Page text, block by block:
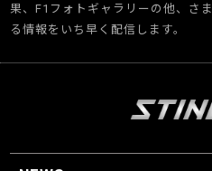
果、F1フォトギャラリーの他、さ
る情報をいち早く配信します。